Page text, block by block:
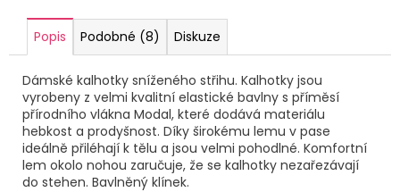
Popis Podobné (8) Diskuze
Dámské kalhotky sníženého střihu. Kalhotky jsou
vyrobeny z velmi kvalitní elastické bavlny s příměsí
přírodního vlákna Modal, které dodává materiálu
hebkost a prodyšnost. Díky širokému lemu v pase
ideálně přiléhají k tělu a jsou velmi pohodlné. Komfortní
lem okolo nohou zaručuje, že se kalhotky nezařezávají
do stehen. Bavlněný klínek.